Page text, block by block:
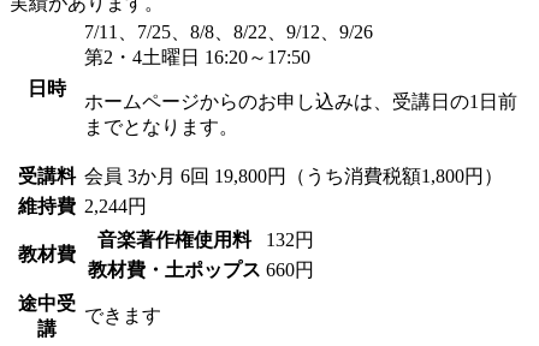
日時
7/11、7/25、8/8、8/22、9/12、9/26
第2・4土曜日 16:20～17:50
ホームページからのお申し込みは、受講日の1日前
までとなります。
受講料 会員 3か月 6回 19,800円（うち消費税額1,800円）
維持費 2,244円
教材費
音楽著作権使用料
132円
教材費・土ポップス 660円
途中受
講
できます